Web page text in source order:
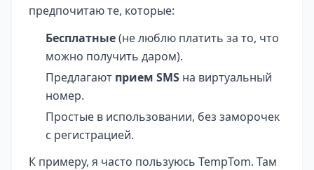
предпочитаю те, которые:
Бесплатные(не люблю платить за то, что
можно получить даром).
Предлагают прием SMS на виртуальный
номер.
Простые в использовании, без заморочек
с регистрацией.
К примеру, я часто пользуюсь TempTom. Там